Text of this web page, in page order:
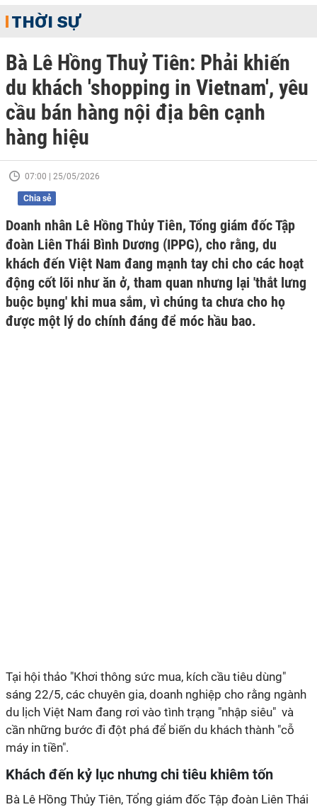
THỜI SỰ
Bà Lê Hồng Thuỷ Tiên: Phải khiến
du khách 'shopping in Vietnam', yêu
cầu bán hàng nội địa bên cạnh
hàng hiệu
07:00 | 25/05/2026
Chia sẻ
Doanh nhân Lê Hồng Thủy Tiên, Tổng giám đốc Tập
đoàn Liên Thái Bình Dương (IPPG), cho rằng, du
khách đến Việt Nam đang mạnh tay chi cho các hoạt
động cốt lõi như ăn ở, tham quan nhưng lại 'thắt lưng
buộc bụng' khi mua sắm, vì chúng ta chưa cho họ
được một lý do chính đáng để móc hầu bao.
Tại hội thảo "Khơi thông sức mua, kích cầu tiêu dùng"
sáng 22/5, các chuyên gia, doanh nghiệp cho rằng ngành
du lịch Việt Nam đang rơi vào tình trạng "nhập siêu" và
cần những bước đi đột phá để biến du khách thành "cỗ
máy in tiền".
Khách đến kỷ lục nhưng chi tiêu khiêm tốn
Bà Lê Hồng Thủy Tiên, Tổng giám đốc Tập đoàn Liên Thái